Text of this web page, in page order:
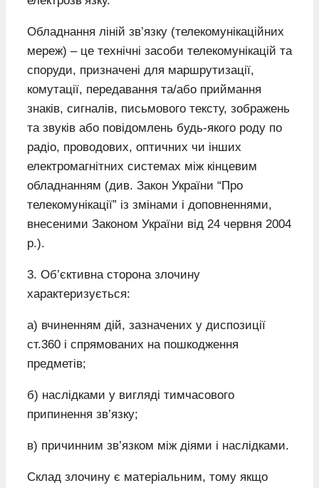
Обладнання ліній зв’язку (телекомунікаційних
мереж) – це технічні засоби телекомунікацій та
споруди, призначені для маршрутизації,
комутації, передавання та/або приймання
знаків, сигналів, письмового тексту, зображень
та звуків або повідомлень будь-якого роду по
радіо, проводових, оптичних чи інших
електромагнітних системах між кінцевим
обладнанням (див. Закон України “Про
телекомунікації” із змінами і доповненнями,
внесеними Законом України від 24 червня 2004
р.).
3. Об’єктивна сторона злочину
характеризується:
а) вчиненням дій, зазначених у диспозиції
ст.360 і спрямованих на пошкодження
предметів;
б) наслідками у вигляді тимчасового
припинення зв’язку;
в) причинним зв’язком між діями і наслідками.
Склад злочину є матеріальним, тому якщо